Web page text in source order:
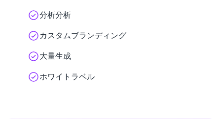
分析分析
カスタムブランディング
大量生成
ホワイトラベル